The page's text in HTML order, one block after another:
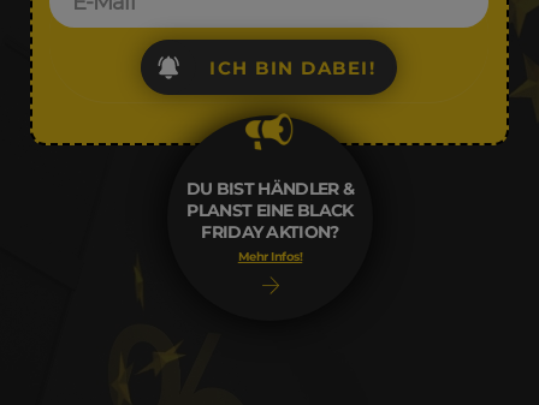
DU BIST HÄNDLER &
PLANST EINE BLACK
FRIDAY AKTION?
Mehr Infos!
ICH BIN DABEI!